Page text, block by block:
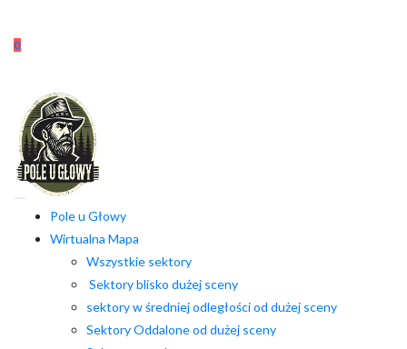
content
0
Pole u Głowy
Wirtualna Mapa
Wszystkie sektory
Sektory blisko dużej sceny
sektory w średniej odległości od dużej sceny
Sektory Oddalone od dużej sceny